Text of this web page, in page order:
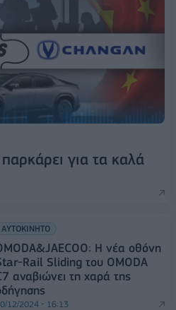
για τα καλά
ΑΥΤΟΚΙΝΗΤΟ
Η νέα οθόνη
Rail Sliding του OMODA
αναβιώνει τη χαρά της
12/2024 - 16:13